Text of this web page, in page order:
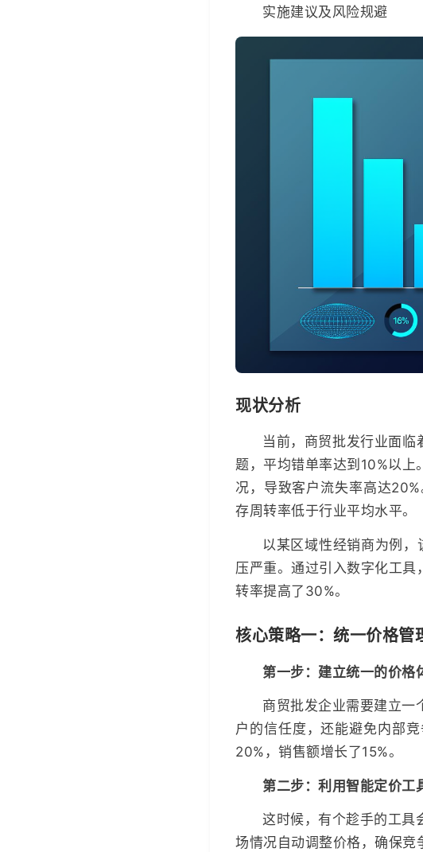
实施建议及风险规避
现状分析
当前，商贸批发行业面
题，平均错单率达到10%以
况，导致客户流失率高达
存周转率低于行业平均水平。
以某区域性经销商为例
压严重。通过引入数字化工
转率提高了30%。
核心策略一：统一价格管
第一步：建立统一的价格
商贸批发企业需要建立一
户的信任度，还能避免内部
20%，销售额增长了15%。
第二步：利用智能定价工
这时候，有个趁手的工具
场情况自动调整价格，确保竞